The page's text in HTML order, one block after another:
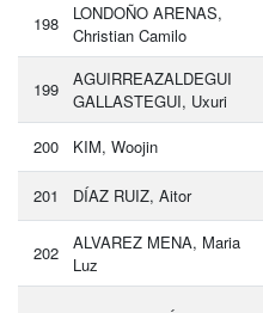
198
LONDOÑO ARENAS,
Christian Camilo
199
AGUIRREAZALDEGUI
GALLASTEGUI, Uxuri
200 KIM, Woojin
201 DÍAZ RUIZ, Aitor
202
ALVAREZ MENA, Maria
Luz